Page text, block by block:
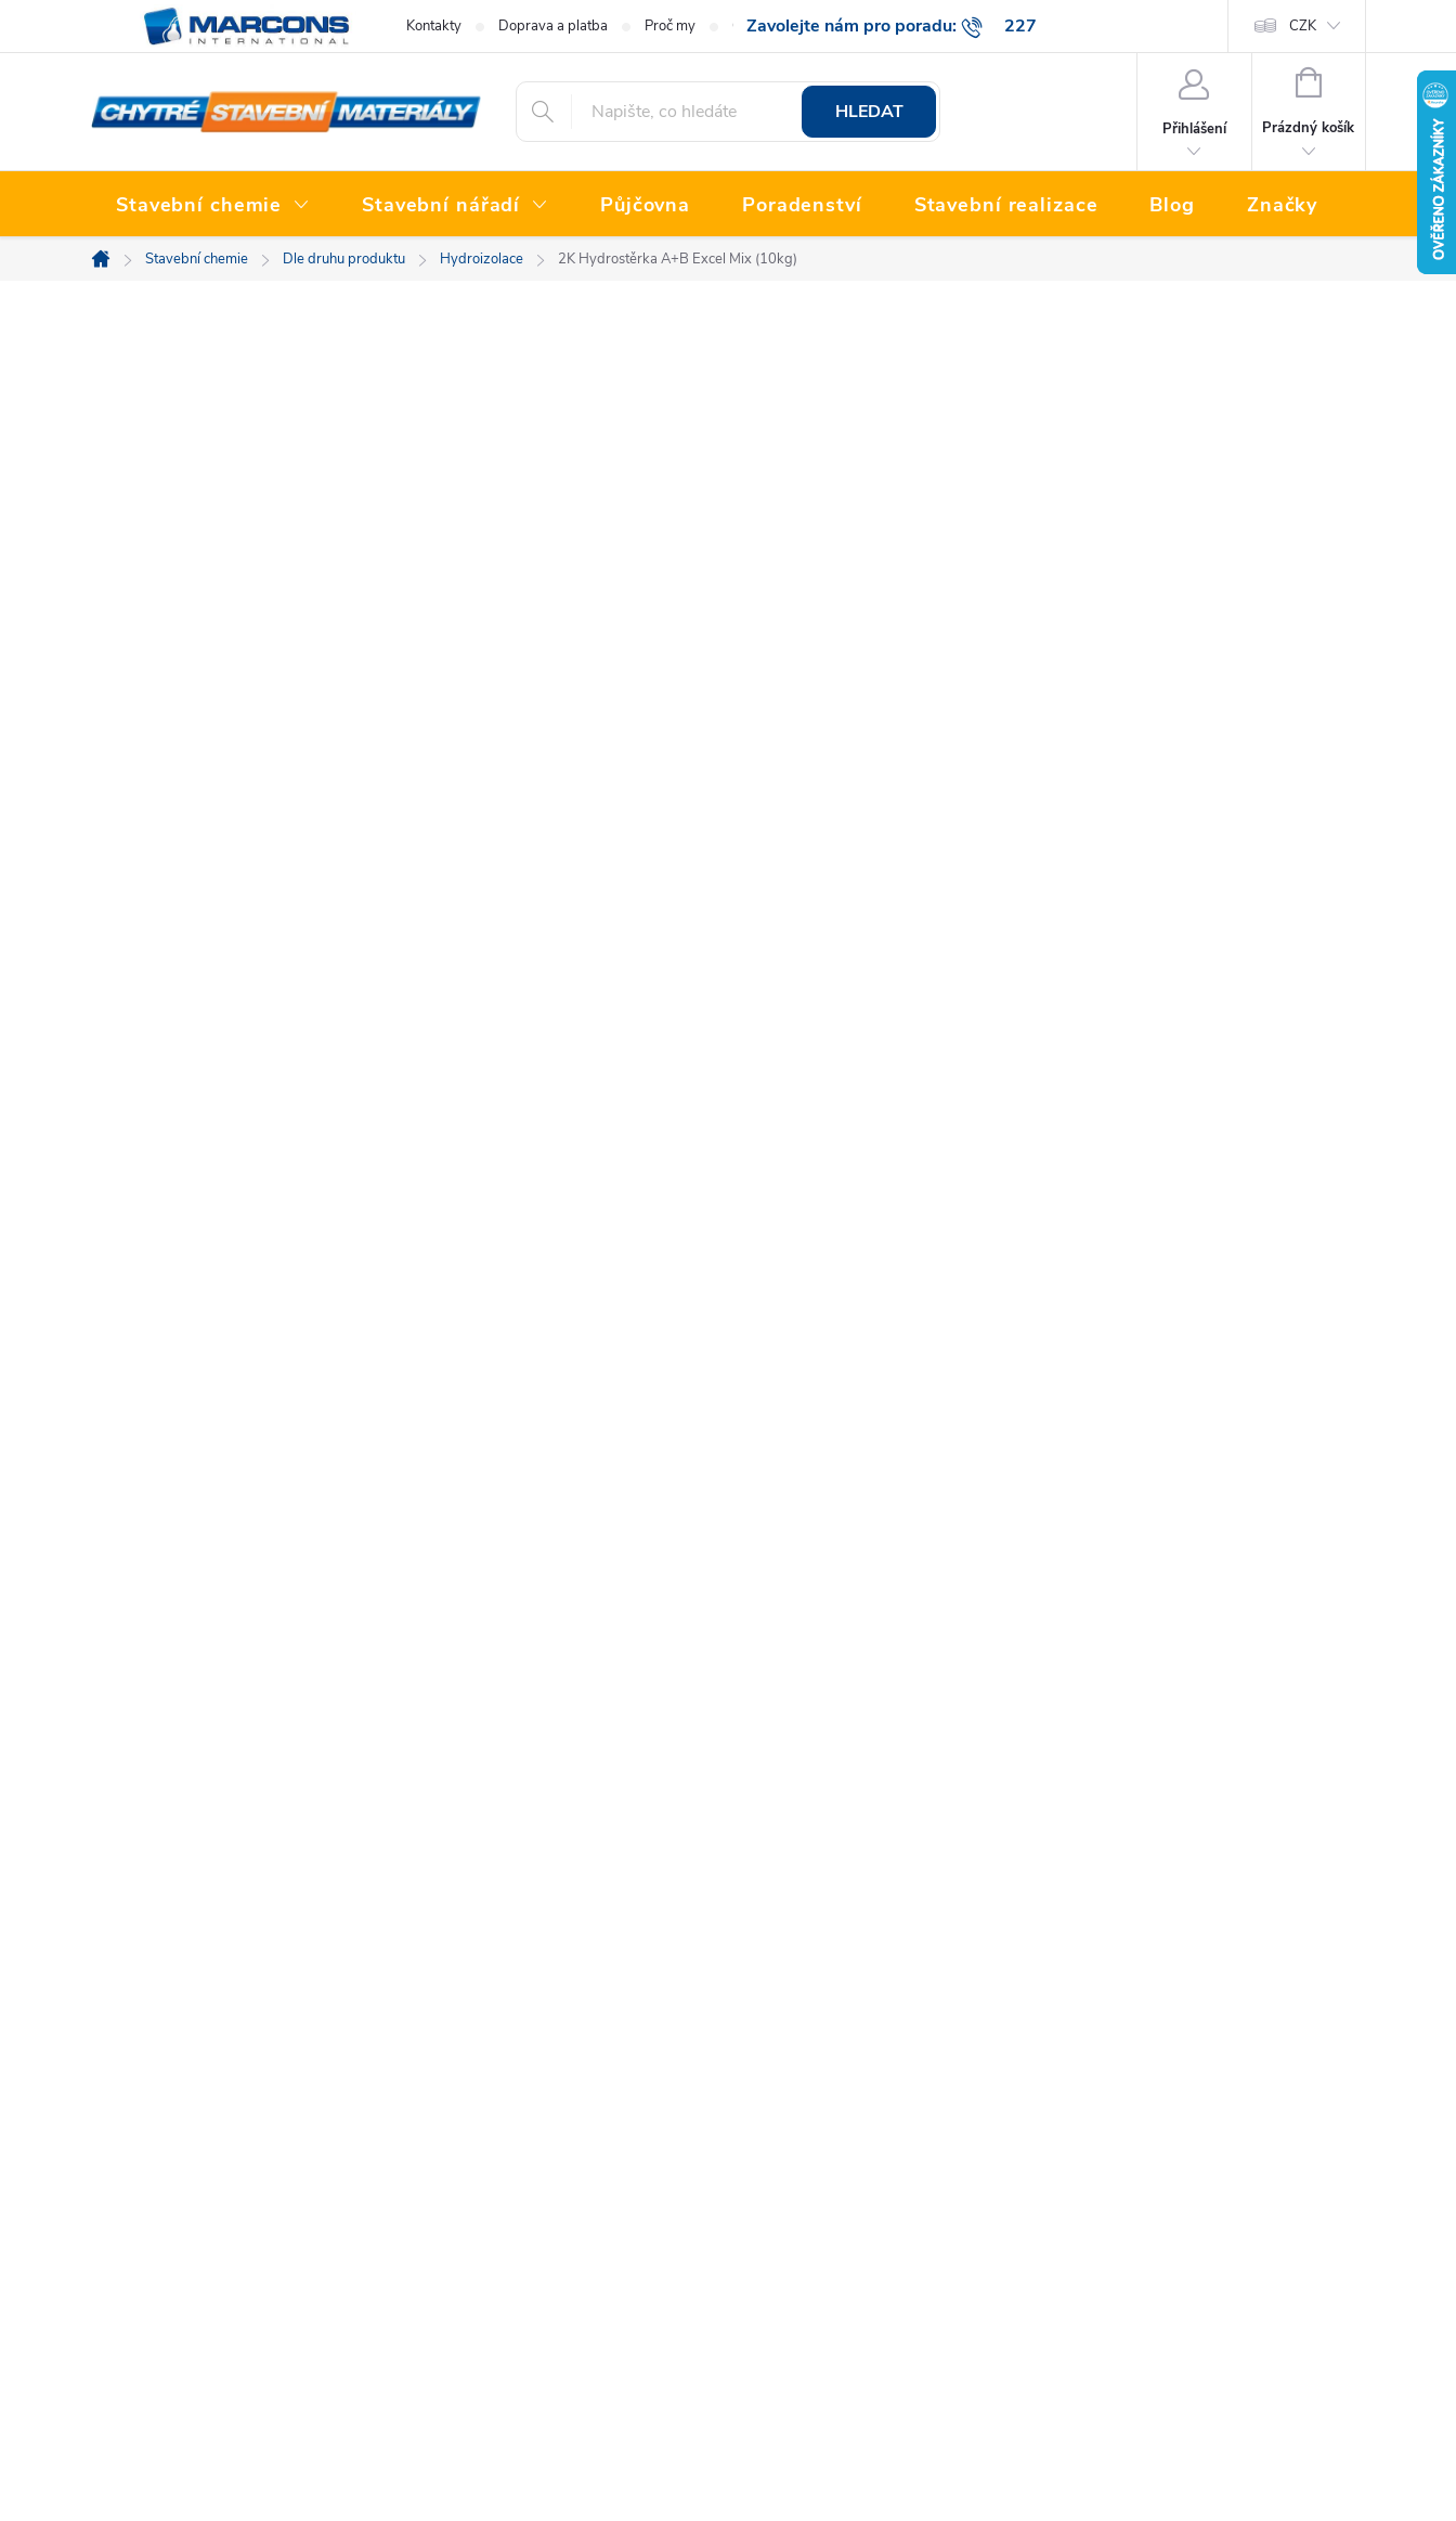
227
777 222
Kontakty Doprava a platba Proč my O nás Hodnocení obchodu Prodávané značky CZK
HLEDAT
Přihlášení
NÁKUPNÍ
Prázdný košík
Stavební chemie Stavební nářadí Půjčovna Poradenství Stavební realizace Blog Značky
Domů
Stavební chemie Dle druhu produktu Hydroizolace 2K Hydrostěrka A+B Excel Mix (10kg)